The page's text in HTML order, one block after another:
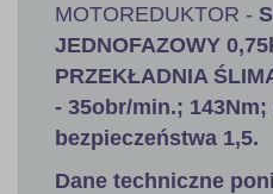
MOTOREDUKTOR -
JEDNOFAZOWY
PRZEKŁADNIA
- 35obr/min.;
bezpieczeństwa 1,5.
Dane techniczne